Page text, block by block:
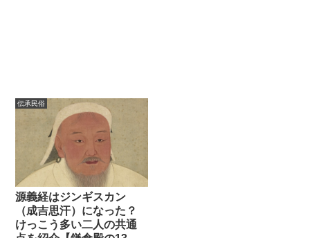
伝承民俗
源義経はジンギスカン
（成吉思汗）になった？
けっこう多い二人の共通